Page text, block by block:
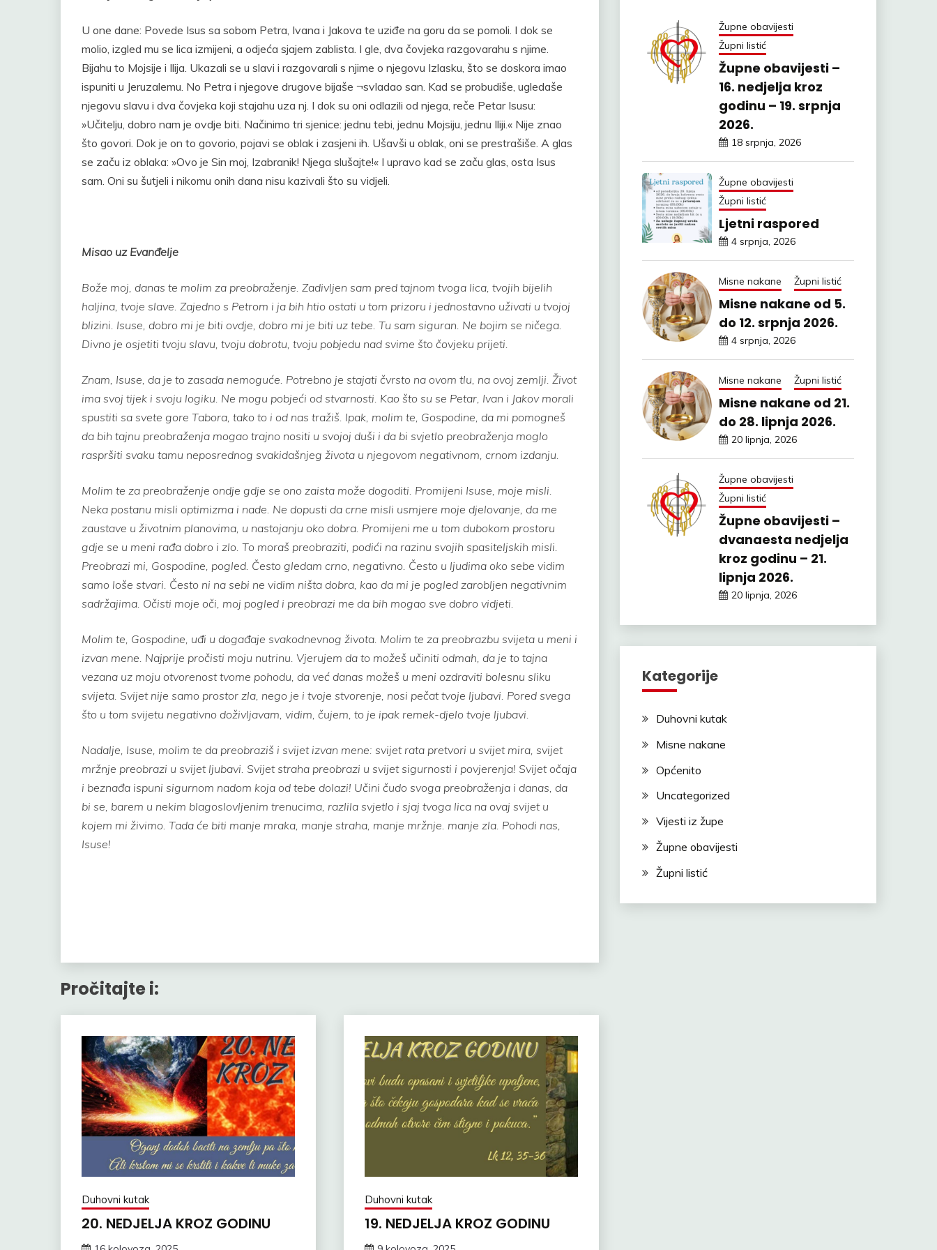
U one dane: Povede Isus sa sobom Petra, Ivana i Jakova te uziđe na goru da se pomoli. I dok se
molio, izgled mu se lica izmijeni, a odjeća sjajem zablista. I gle, dva čovjeka razgovarahu s njime.
Bijahu to Mojsije i Ilija. Ukazali se u slavi i razgovarali s njime o njegovu Izlasku, što se doskora imao
ispuniti u Jeruzalemu. No Petra i njegove drugove bijaše ¬svladao san. Kad se probudiše, ugledaše
njegovu slavu i dva čovjeka koji stajahu uza nj. I dok su oni odlazili od njega, reče Petar Isusu:
»Učitelju, dobro nam je ovdje biti. Načinimo tri sjenice: jednu tebi, jednu Mojsiju, jednu Iliji.« Nije znao
što govori. Dok je on to govorio, pojavi se oblak i zasjeni ih. Ušavši u oblak, oni se prestrašiše. A glas
se začu iz oblaka: »Ovo je Sin moj, Izabranik! Njega slušajte!« I upravo kad se začu glas, osta Isus
sam. Oni su šutjeli i nikomu onih dana nisu kazivali što su vidjeli.
Misao uz Evanđelje
Bože moj, danas te molim za preobraženje. Zadivljen sam pred tajnom tvoga lica, tvojih bijelih
haljina, tvoje slave. Zajedno s Petrom i ja bih htio ostati u tom prizoru i jednostavno uživati u tvojoj
blizini. Isuse, dobro mi je biti ovdje, dobro mi je biti uz tebe. Tu sam siguran. Ne bojim se ničega.
Divno je osjetiti tvoju slavu, tvoju dobrotu, tvoju pobjedu nad svime što čovjeku prijeti.
Znam, Isuse, da je to zasada nemoguće. Potrebno je stajati čvrsto na ovom tlu, na ovoj zemlji. Život
ima svoj tijek i svoju logiku. Ne mogu pobjeći od stvarnosti. Kao što su se Petar, Ivan i Jakov morali
spustiti sa svete gore Tabora, tako to i od nas tražiš. Ipak, molim te, Gospodine, da mi pomogneš
da bih tajnu preobraženja mogao trajno nositi u svojoj duši i da bi svjetlo preobraženja moglo
raspršiti svaku tamu neposrednog svakidašnjeg života u njegovom negativnom, crnom izdanju.
Molim te za preobraženje ondje gdje se ono zaista može dogoditi. Promijeni Isuse, moje misli.
Neka postanu misli optimizma i nade. Ne dopusti da crne misli usmjere moje djelovanje, da me
zaustave u životnim planovima, u nastojanju oko dobra. Promijeni me u tom dubokom prostoru
gdje se u meni rađa dobro i zlo. To moraš preobraziti, podići na razinu svojih spasiteljskih misli.
Preobrazi mi, Gospodine, pogled. Često gledam crno, negativno. Često u ljudima oko sebe vidim
samo loše stvari. Često ni na sebi ne vidim ništa dobra, kao da mi je pogled zarobljen negativnim
sadržajima. Očisti moje oči, moj pogled i preobrazi me da bih mogao sve dobro vidjeti.
Molim te, Gospodine, uđi u događaje svakodnevnog života. Molim te za preobrazbu svijeta u meni i
izvan mene. Najprije pročisti moju nutrinu. Vjerujem da to možeš učiniti odmah, da je to tajna
vezana uz moju otvorenost tvome pohodu, da već danas možeš u meni ozdraviti bolesnu sliku
svijeta. Svijet nije samo prostor zla, nego je i tvoje stvorenje, nosi pečat tvoje ljubavi. Pored svega
što u tom svijetu negativno doživljavam, vidim, čujem, to je ipak remek-djelo tvoje ljubavi.
Nadalje, Isuse, molim te da preobraziš i svijet izvan mene: svijet rata pretvori u svijet mira, svijet
mržnje preobrazi u svijet ljubavi. Svijet straha preobrazi u svijet sigurnosti i povjerenja! Svijet očaja
i beznađa ispuni sigurnom nadom koja od tebe dolazi! Učini čudo svoga preobraženja i danas, da
bi se, barem u nekim blagoslovljenim trenucima, razlila svjetlo i sjaj tvoga lica na ovaj svijet u
kojem mi živimo. Tada će biti manje mraka, manje straha, manje mržnje. manje zla. Pohodi nas,
Isuse!
Pročitajte i:
Duhovni kutak
20. NEDJELJA KROZ GODINU
Duhovni kutak
19. NEDJELJA KROZ GODINU
Župne obavijesti
Župni listić
Župne obavijesti –
16. nedjelja kroz
godinu – 19. srpnja
2026.
18 srpnja, 2026
Župne obavijesti
Župni listić
Ljetni raspored
4 srpnja, 2026
Misne nakane Župni listić
Misne nakane od 5.
do 12. srpnja 2026.
4 srpnja, 2026
Misne nakane Župni listić
Misne nakane od 21.
do 28. lipnja 2026.
20 lipnja, 2026
Župne obavijesti
Župni listić
Župne obavijesti –
dvanaesta nedjelja
kroz godinu – 21.
lipnja 2026.
20 lipnja, 2026
Kategorije
Duhovni kutak
Misne nakane
Općenito
Uncategorized
Vijesti iz župe
Župne obavijesti
Župni listić